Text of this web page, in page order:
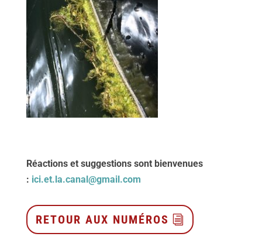
Réactions et suggestions sont bienvenues
: ici.et.la.canal@gmail.com
RETOUR AUX NUMÉROS